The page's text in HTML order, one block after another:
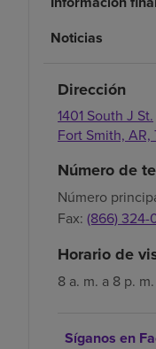
Noticias
Dirección
1401 South J St.
Fort Smith, AR,
Número de
Número
Fax: (866) 324-
Horario de
8 a. m. a 8 p.
Síganos en